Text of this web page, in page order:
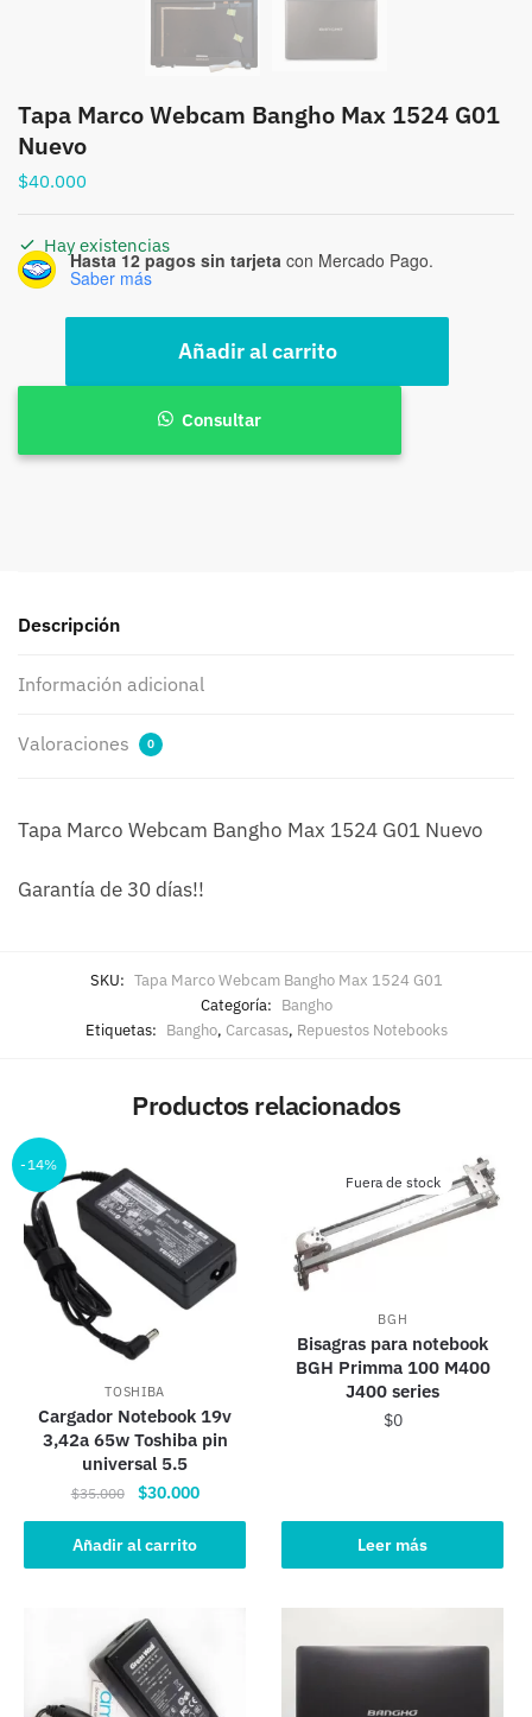
Tapa Marco Webcam Bangho Max 1524 G01
Nuevo
$40.000
Hay existencias
Hasta 12 pagos sin tarjeta con Mercado Pago.
Saber más
Webcam
Añadir al carrito
Consultar
Descripción
Información adicional
Valoraciones 0
Tapa Marco Webcam Bangho Max 1524 G01 Nuevo
Garantía de 30 días!!
SKU: Tapa Marco Webcam Bangho Max 1524 G01
Categoría: Bangho
Etiquetas: Bangho, Carcasas, Repuestos Notebooks
Productos relacionados
-14%
TOSHIBA
Cargador Notebook 19v
3,42a 65w Toshiba pin
universal 5.5
$35.000
El
precio
original
era:
$30.000El
precio
es:
Añadir al carrito
Fuera de stock
BGH
Bisagras para notebook
BGH Primma 100 M400
J400 series
$0
Leer más